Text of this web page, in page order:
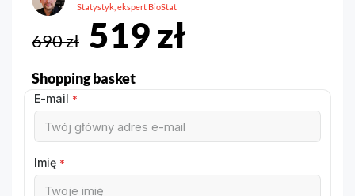
Shopping basket
E-mail *
Imię *
Statystyk, ekspert BioStat
690 zł 519 zł